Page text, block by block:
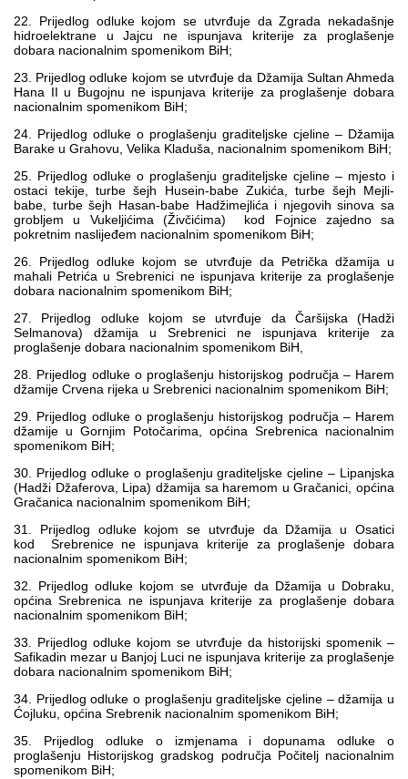
22. Prijedlog odluke kojom se utvrđuje da Zgrada nekadašnje
hidroelektrane u Jajcu ne ispunjava kriterije za proglašenje
dobara nacionalnim spomenikom BiH;
23. Prijedlog odluke kojom se utvrđuje da Džamija Sultan Ahmeda
Hana II u Bugojnu ne ispunjava kriterije za proglašenje dobara
nacionalnim spomenikom BiH;
24. Prijedlog odluke o proglašenju graditeljske cjeline – Džamija
Barake u Grahovu, Velika Kladuša, nacionalnim spomenikom BiH;
25. Prijedlog odluke o proglašenju graditeljske cjeline – mjesto i
ostaci tekije, turbe šejh Husein-babe Zukića, turbe šejh Mejli-
babe, turbe šejh Hasan-babe Hadžimejlića i njegovih sinova sa
grobljem u Vukeljićima (Živčićima) kod Fojnice zajedno sa
pokretnim naslijeđem nacionalnim spomenikom BiH;
26. Prijedlog odluke kojom se utvrđuje da Petrička džamija u
mahali Petrića u Srebrenici ne ispunjava kriterije za proglašenje
dobara nacionalnim spomenikom BiH;
27. Prijedlog odluke kojom se utvrđuje da Čaršijska (Hadži
Selmanova) džamija u Srebrenici ne ispunjava kriterije za
proglašenje dobara nacionalnim spomenikom BiH,
28. Prijedlog odluke o proglašenju historijskog područja – Harem
džamije Crvena rijeka u Srebrenici nacionalnim spomenikom BiH;
29. Prijedlog odluke o proglašenju historijskog područja – Harem
džamije u Gornjim Potočarima, općina Srebrenica nacionalnim
spomenikom BiH;
30. Prijedlog odluke o proglašenju graditeljske cjeline – Lipanjska
(Hadži Džaferova, Lipa) džamija sa haremom u Gračanici, općina
Gračanica nacionalnim spomenikom BiH;
31. Prijedlog odluke kojom se utvrđuje da Džamija u Osatici
kod Srebrenice ne ispunjava kriterije za proglašenje dobara
nacionalnim spomenikom BiH;
32. Prijedlog odluke kojom se utvrđuje da Džamija u Dobraku,
općina Srebrenica ne ispunjava kriterije za proglašenje dobara
nacionalnim spomenikom BiH;
33. Prijedlog odluke kojom se utvrđuje da historijski spomenik –
Safikadin mezar u Banjoj Luci ne ispunjava kriterije za proglašenje
dobara nacionalnim spomenikom BiH;
34. Prijedlog odluke o proglašenju graditeljske cjeline – džamija u
Ćojluku, općina Srebrenik nacionalnim spomenikom BiH;
35. Prijedlog odluke o izmjenama i dopunama odluke o
proglašenju Historijskog gradskog područja Počitelj nacionalnim
spomenikom BiH;